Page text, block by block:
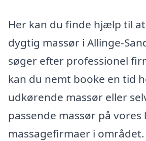
Her kan du finde hjælp til
dygtig massør i Allinge-
søger efter professionel
kan du nemt booke en tid
udkørende massør eller
passende massør på vores
massagefirmaer i området.